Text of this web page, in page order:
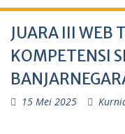
JUARA III WEB
KOMPETENSI
15 Mei 2025